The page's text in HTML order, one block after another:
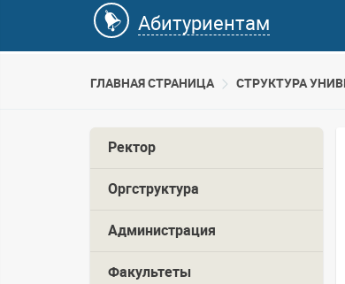
Абитуриентам
ГЛАВНАЯ СТРАНИЦА CТРУКТУРА
Ректор
Оргструктура
Администрация
Факультеты